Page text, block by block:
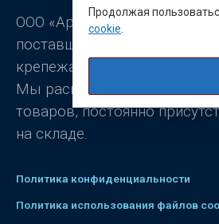
5
ООО «Арматон» является
поставщиком заклёпок,
крепежа, станочной оснастки.
Мы располагаем широким
товаров, постоянно
на складе.
Политика конфиденциальности
Политика использования файлов
Продолжая
cookie